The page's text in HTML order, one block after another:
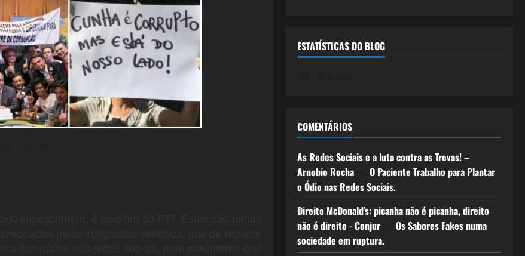
ESTATÍSTICAS DO BLOG
COMENTÁRIOS
As Redes Sociais e a luta contra as Trevas! –
Arnobio Rochaem O Paciente Trabalho para Plantar
o Ódio nas Redes Sociais.
Direito McDonald’s: picanha não é picanha, direito
não é direito - Conjurem Os Sabores Fakes numa
sociedade em ruptura.